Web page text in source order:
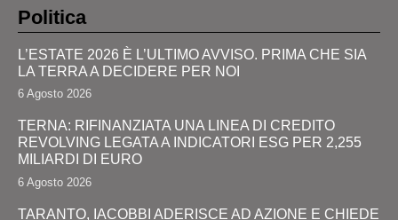
Politica
L’ESTATE 2026 È L’ULTIMO AVVISO. PRIMA CHE SIA
LA TERRA A DECIDERE PER NOI
6 Agosto 2026
TERNA: RIFINANZIATA UNA LINEA DI CREDITO
REVOLVING LEGATA A INDICATORI ESG PER 2,255
MILIARDI DI EURO
6 Agosto 2026
TARANTO, IACOBBI ADERISCE AD AZIONE E CHIEDE